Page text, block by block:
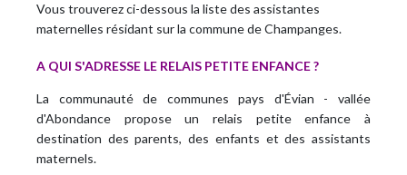
Vous trouverez ci-dessous la liste des assistantes
maternelles résidant sur la commune de Champanges.
A QUI S'ADRESSE LE RELAIS PETITE ENFANCE ?
La communauté de communes pays d'Évian - vallée
d'Abondance propose un relais petite enfance à
destination des parents, des enfants et des assistants
maternels.